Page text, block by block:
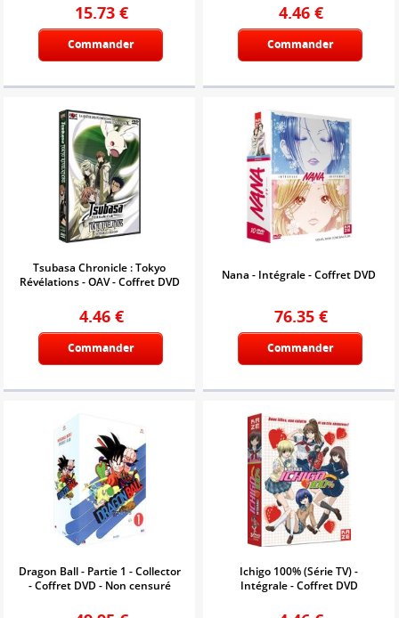
15.73 €
Commander
4.46 €
Commander
Tsubasa Chronicle : Tokyo
Révélations - OAV - Coffret DVD
4.46 €
Commander
Nana - Intégrale - Coffret DVD
76.35 €
Commander
Dragon Ball - Partie 1 - Collector
- Coffret DVD - Non censuré
Ichigo 100% (Série TV) -
Intégrale - Coffret DVD